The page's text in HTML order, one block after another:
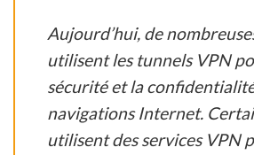
Aujourd’hui, de
utilisent les tunnels VPN
sécurité et la
navigations Internet.
utilisent des services VPN